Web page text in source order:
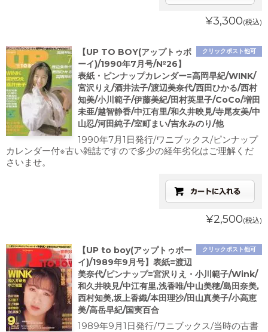
¥3,300(税込)
クリックポスト他可
【UP TO BOY(アップトゥボ
ーイ)/1990年7月号/№26】
表紙・ピンナップカレンダー=高岡早紀/WINK/
宮沢りえ/酒井法子/渡辺美奈代/西田ひかる/西村
知美/小川範子/伊藤美紀/田村英里子/CoCo/増田
未亜/越智静香/中江有里/和久井映見/寺尾友美/中
山忍/河田純子/室町まい/吉永みのり/他
1990年7月1日発行/ワニブックス/ピンナップ
カレンダー付※古い雑誌ですので多少の経年劣化はご理解くだ
さいませ。
¥2,500(税込)
クリックポスト他可
【UP to boy(アップトゥボー
イ)/1989年9月号】表紙=渡辺
美奈代/ピンナップ=宮沢りえ・小川範子/Wink/
和久井映見/中江有里,浅香唯/中山美穂/島田奈美,
西村知美,坂上香織/本田理沙/田山真美子/小高恵
美/高岳早紀/国実百合
1989年9月1日発行/ワニブックス/当時の古書